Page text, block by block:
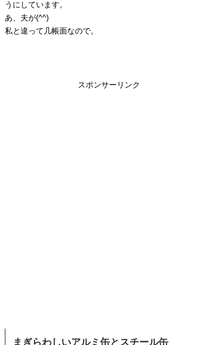
うにしています。
あ、夫が(^^)
私と違って几帳面なので。
スポンサーリンク
まぎらわしいアルミ缶とスチール缶